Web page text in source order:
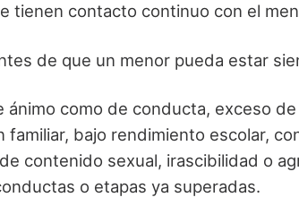
tienen contacto continuo con el
de que un menor pueda estar
como de conducta, exceso
bajo rendimiento escolar,
contenido sexual, irascibilidad o
o etapas ya superadas.